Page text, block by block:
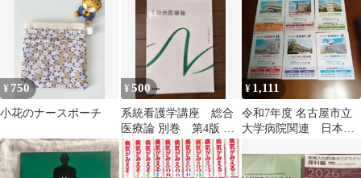
¥ 750
小花のナースポーチ
¥500
系統看護学講座 総合
医療論 別巻 第4版 第2
刷 定価2420円
¥ 1,111
令和7年度 名古屋市立
大学病院関連 日本医
学 診療